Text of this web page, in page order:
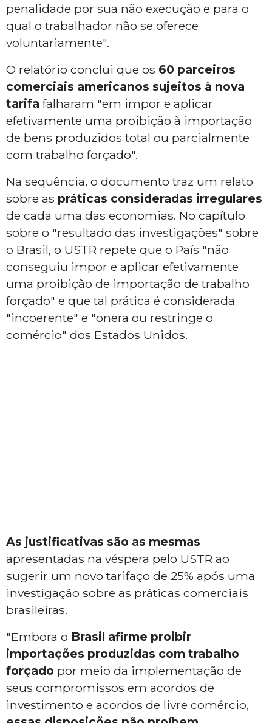
penalidade por sua não execução e para o
qual o trabalhador não se oferece
voluntariamente".
O relatório conclui que os 60 parceiros
comerciais americanos sujeitos à nova
tarifa falharam "em impor e aplicar
efetivamente uma proibição à importação
de bens produzidos total ou parcialmente
com trabalho forçado".
Na sequência, o documento traz um relato
sobre as práticas consideradas irregulares
de cada uma das economias. No capítulo
sobre o "resultado das investigações" sobre
o Brasil, o USTR repete que o País "não
conseguiu impor e aplicar efetivamente
uma proibição de importação de trabalho
forçado" e que tal prática é considerada
"incoerente" e "onera ou restringe o
comércio" dos Estados Unidos.
As justificativas são as mesmas
apresentadas na véspera pelo USTR ao
sugerir um novo tarifaço de 25% após uma
investigação sobre as práticas comerciais
brasileiras.
"Embora o Brasil afirme proibir
importações produzidas com trabalho
forçado por meio da implementação de
seus compromissos em acordos de
investimento e acordos de livre comércio,